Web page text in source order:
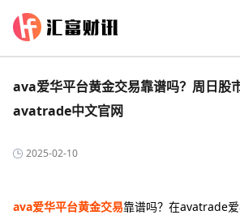
ava爱华平台黄金交易靠谱吗？周日股
avatrade中文官网
2025-02-10
ava爱华平台黄金交易靠谱吗？在avatrade